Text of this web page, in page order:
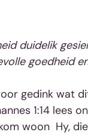
duidelik
goedheid
gedink wat
1:14 lees
woon  Hy,